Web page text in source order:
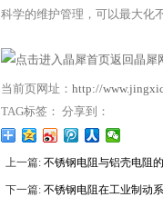
科学的维护管理，可以最大化
返回晶犀
当前页网址： http://
TAG标签： 分享到：
上一篇: 不锈钢电阻与铝壳电阻
下一篇: 不锈钢电阻在工业制动